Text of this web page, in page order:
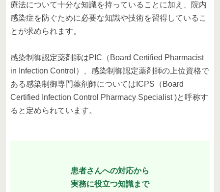
療法について十分な知識を持っていることに加え、院内
感染症を防ぐために必要な知識や技術を習得しているこ
とが求められます。
感染制御認定薬剤師はPIC（Board Certified Pharmacist
in Infection Control）、感染制御認定薬剤師の上位資格で
ある感染制御専門薬剤師についてはICPS（Board
Certified Infection Control Pharmacy Specialist )と呼称す
ると定められています。
患者さんへの対応から
実務に役立つ知識まで